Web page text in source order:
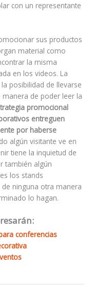
con un representante
sus productos
material como
la misma
en los videos. La
posibilidad de llevarse
de poder leer la
promocional
entreguen
por haberse
algún visitante ve en
tiene la inquietud de
también algún
los stands
ninguna otra manera
lo hagan.
conferencias